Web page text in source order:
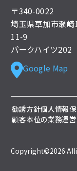
〒340-0022
埼玉県草加市瀬崎
11-9
パークハイツ202
Google Map
勧誘方針個人情報
顧客本位の業務運営
Copyright©2026